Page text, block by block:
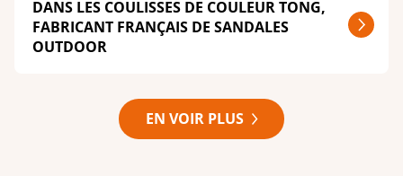
DANS LES COULISSES DE COULEUR TONG,
FABRICANT FRANÇAIS DE SANDALES
OUTDOOR
EN VOIR PLUS